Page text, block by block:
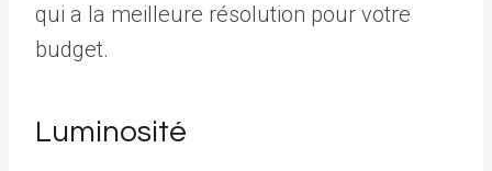
qui a la meilleure résolution pour votre
budget.
Luminosité